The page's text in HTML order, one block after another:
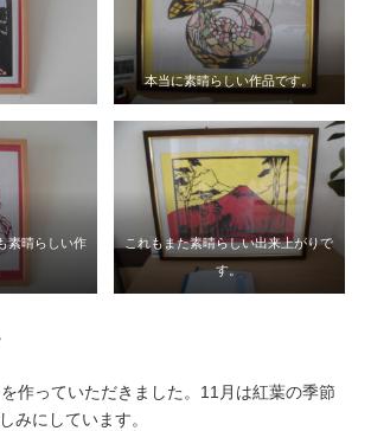
本当に素晴らしい作品です。
素晴らしい作
これもまた素晴らしい出来上がりで
す。
作っていただきました。11月は紅葉の季節
みにしています。